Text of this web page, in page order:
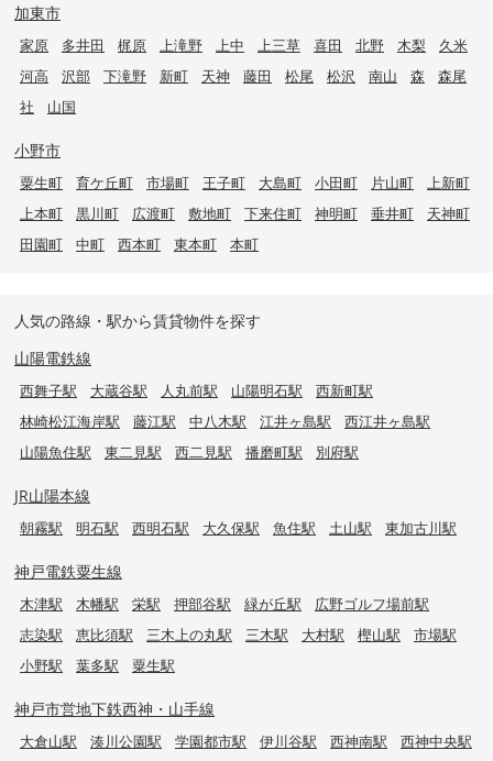
加東市
家原 多井田 梶原 上滝野 上中 上三草 喜田 北野 木梨
久米
河高
沢部 下滝野 新町 天神 藤田 松尾 松沢 南山 森
森尾
社
山国
小野市
粟生町 育ケ丘町 市場町 王子町 大島町 小田町 片山町
上新町
上本町
黒川町 広渡町 敷地町 下来住町 神明町 垂井町
天神町
田園町
中町 西本町 東本町 本町
人気の路線・駅から賃貸物件を探す
山陽電鉄線
西舞子駅 大蔵谷駅 人丸前駅 山陽明石駅
西新町駅
林崎松江海岸駅
藤江駅 中八木駅 江井ヶ島駅
西江井ヶ島駅
山陽魚住駅
東二見駅 西二見駅 播磨町駅 別府駅
JR山陽本線
朝霧駅 明石駅 西明石駅 大久保駅 魚住駅 土山駅 東加古川駅
神戸電鉄粟生線
木津駅 木幡駅 栄駅 押部谷駅 緑が丘駅
広野ゴルフ場前駅
志染駅
恵比須駅 三木上の丸駅 三木駅 大村駅 樫山駅
市場駅
小野駅
葉多駅 粟生駅
神戸市営地下鉄西神・山手線
大倉山駅 湊川公園駅 学園都市駅 伊川谷駅 西神南駅 西神中央駅